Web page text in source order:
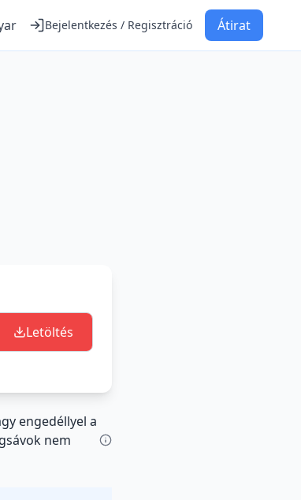
Bejelentkezés / Regisztráció Átirat
Letöltés
engedéllyel a
nem